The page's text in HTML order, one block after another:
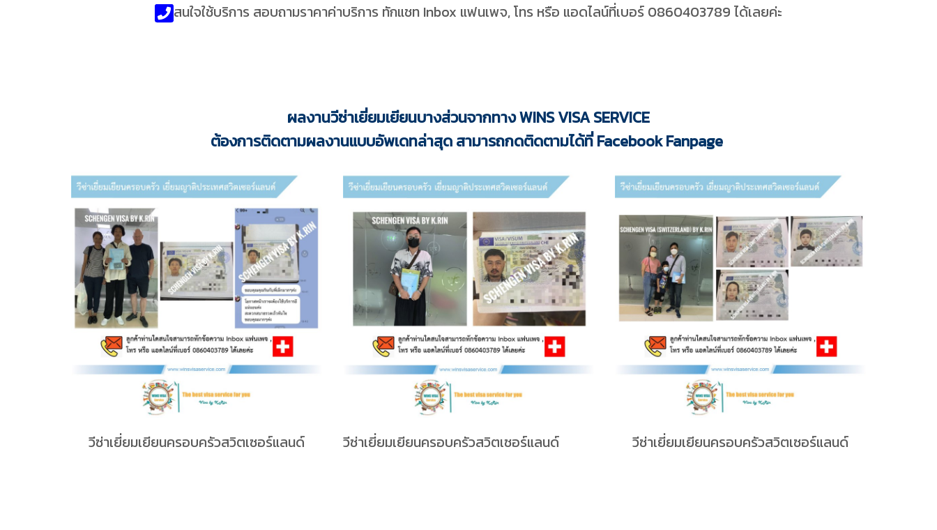
สนใจใช้บริการ สอบถามราคาค่าบริการ ทักแชท Inbox แฟนเพจ, โทร หรือ แอดไลน์ที่เบอร์ 0860403789 ได้เลยค่ะ
ผลงานวีซ่าเยี่ยมเยียนบางส่วนจากทาง WINS VISA SERVICE
ต้องการติดตามผลงานแบบอัพเดทล่าสุด สามารถกดติดตามได้ที่ Facebook Fanpage
วีซ่าเยี่ยมเยียนครอบครัวสวิตเซอร์แลนด์ วีซ่าเยี่ยมเยียนครอบครัวสวิตเซอร์แลนด์ วีซ่าเยี่ยมเยียนครอบครัวสวิตเซอร์แลนด์